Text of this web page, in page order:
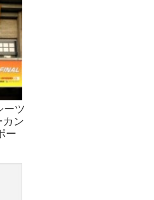
ーツ
カン
ー